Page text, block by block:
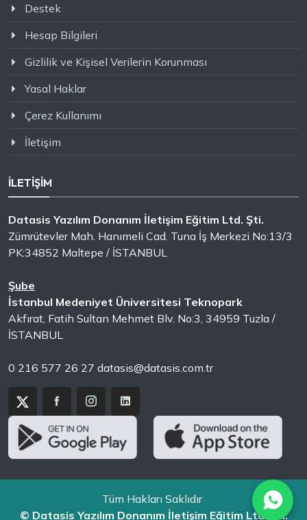
Destek
Hesap Bilgileri
Gizlilik ve Kişisel Verilerin Korunması
Yasal Haklar
Çerez Kullanımı
İletişim
İLETİŞİM
Datasis Yazılım Donanım İletişim Eğitim Ltd. Şti.
Zümrütevler Mah. Hanımeli Cad. Tuna İş Merkezi No:13/3
PK:34852 Maltepe / İSTANBUL
Şube
İstanbul Medeniyet Üniversitesi Teknopark
Akfırat, Fatih Sultan Mehmet Blv. No:3, 34959 Tuzla /
İSTANBUL
0 216 577 26 27 datasis@datasis.com.tr
Tüm Hakları Saklıdır
© Datasis Yazılım Donanım İletişim Eğitim Ltd. Şti.